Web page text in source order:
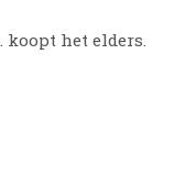
het elders.